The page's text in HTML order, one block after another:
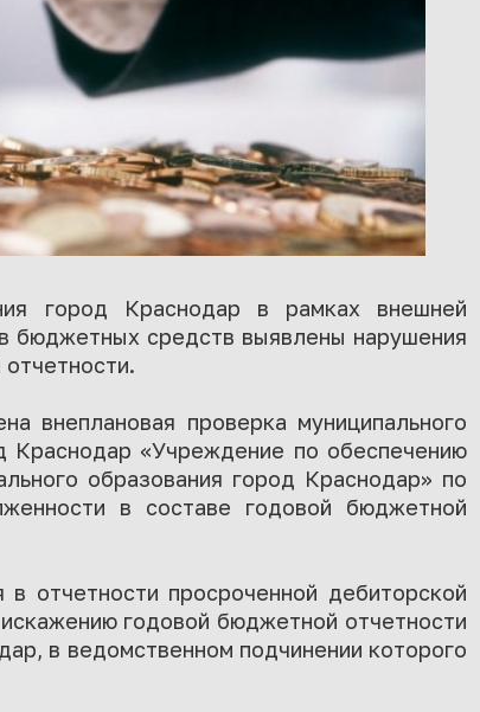
город Краснодар в рамках внешней
бюджетных средств выявлены нарушения
внеплановая проверка муниципального
Краснодар «Учреждение по обеспечению
образования город Краснодар» по
в составе годовой бюджетной
отчетности просроченной дебиторской
годовой бюджетной отчетности
в ведомственном подчинении которого